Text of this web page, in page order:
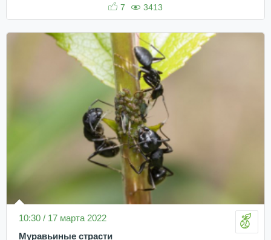
7 3413
10:30 / 17 марта 2022
Муравьиные страсти